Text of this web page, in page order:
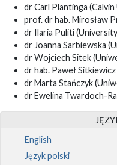
dr Carl Plantinga
prof. dr hab. Mirosław
dr Ilaria Puliti
dr Joanna Sarbiewska
dr Wojciech Sitek
dr hab. Paweł
dr Marta Stańczyk
dr Ewelina Twardoch-
English
Język polski